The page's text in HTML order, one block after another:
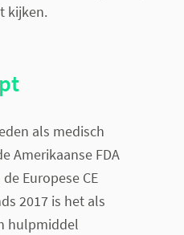
kijken.
als medisch
Amerikaanse FDA
Europese CE
2017 is het als
hulpmiddel